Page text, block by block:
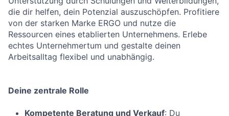
die dir helfen, dein Potenzial auszuschöpfen. Profitiere
von der starken Marke ERGO und nutze die
Ressourcen eines etablierten Unternehmens. Erlebe
echtes Unternehmertum und gestalte deinen
Arbeitsalltag flexibel und unabhängig.
Deine zentrale Rolle
Kompetente Beratung und Verkauf: Du